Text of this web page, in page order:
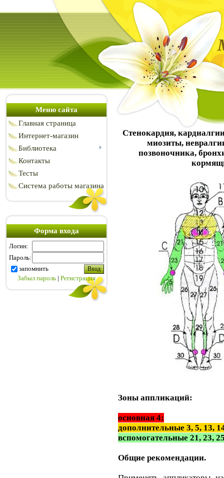
Меню сайта
Главная страница
Интернет-магазин
Библиотека
Контакты
Тесты
Система работы магазина
Форма входа
Логин:
Пароль:
запомнить
Забыл пароль | Регистрация
Стенокардия,
миозиты,
позвоночника,
Зоны аппликаций:
основная 4;
дополнительные 3, 5, 13,
вспомогательные 21, 23,
Общие рекомендации.